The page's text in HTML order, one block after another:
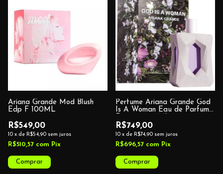
Ariana Grande Mod Blush
Edp F 100ML
R$549,00
10 x de R$54,90 sem juros
R$510,57 com Pix
Perfume Ariana Grande God
Is A Woman Eau de Parfum
R$749,00
10 x de R$74,90 sem juros
R$696,57 com Pix